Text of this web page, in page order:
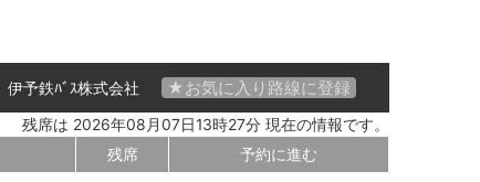
★お気に入り路線に登録
伊予鉄ﾊﾞｽ株式会社
残席は 2026年08月07日13時27分 現在の情報です。
残席 予約に進む